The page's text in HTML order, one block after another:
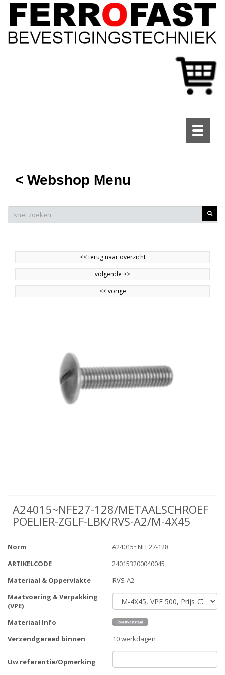
Toggle
< Webshop Menu
<<terug naar overzicht
volgende >>
<<vorige
A24015~NFE27-128/METAALSCHROEF
POELIER-ZGLF-LBK/RVS-A2/M-4X45
Norm
A24015~NFE27-128
ARTIKELCODE
240153200040045
Materiaal & Oppervlakte
RVS-A2
Maatvoering & Verpakking
(VPE)
Materiaal Info
Verzendgereed binnen
10 werkdagen
Uw referentie/Opmerking